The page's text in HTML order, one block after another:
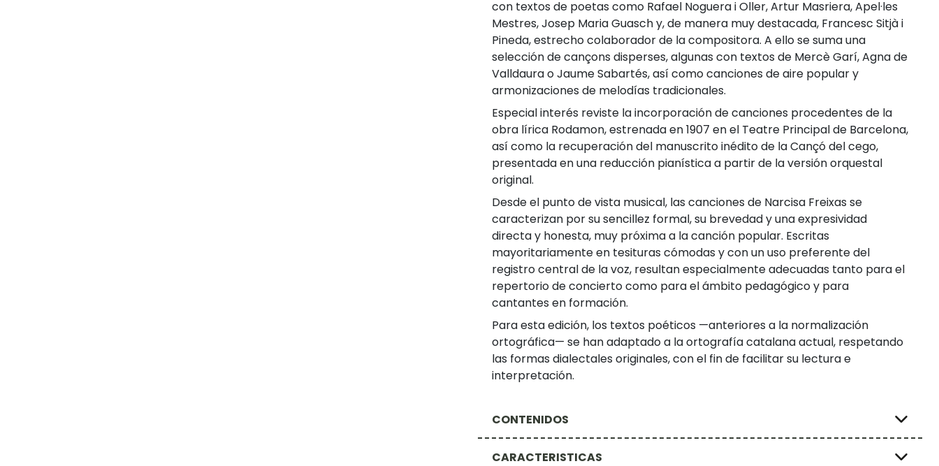
con textos de poetas como Rafael Noguera i Oller, Artur Masriera, Apel·les
Mestres, Josep Maria Guasch y, de manera muy destacada, Francesc Sitjà i
Pineda, estrecho colaborador de la compositora. A ello se suma una
selección de cançons disperses, algunas con textos de Mercè Garí, Agna de
Valldaura o Jaume Sabartés, así como canciones de aire popular y
armonizaciones de melodías tradicionales.
Especial interés reviste la incorporación de canciones procedentes de la
obra lírica Rodamon, estrenada en 1907 en el Teatre Principal de Barcelona,
así como la recuperación del manuscrito inédito de la Cançó del cego,
presentada en una reducción pianística a partir de la versión orquestal
original.
Desde el punto de vista musical, las canciones de Narcisa Freixas se
caracterizan por su sencillez formal, su brevedad y una expresividad
directa y honesta, muy próxima a la canción popular. Escritas
mayoritariamente en tesituras cómodas y con un uso preferente del
registro central de la voz, resultan especialmente adecuadas tanto para el
repertorio de concierto como para el ámbito pedagógico y para
cantantes en formación.
Para esta edición, los textos poéticos —anteriores a la normalización
ortográfica— se han adaptado a la ortografía catalana actual, respetando
las formas dialectales originales, con el fin de facilitar su lectura e
interpretación.
CONTENIDOS
CARACTERISTICAS